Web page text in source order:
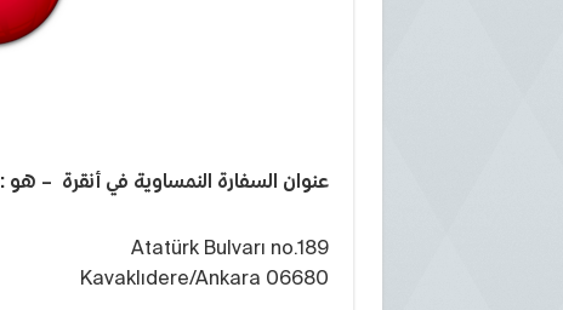
عنوان السفارة النمساوية في أنقرة – هو :
Atatürk Bulvarı no.189
06680 Kavaklıdere/Ankara